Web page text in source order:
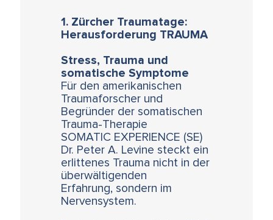
1. Zürcher Traumatage:
Herausforderung TRAUMA
Stress, Trauma und
somatische Symptome
Für den amerikanischen
Traumaforscher und
Begründer der somatischen
Trauma-Therapie
SOMATIC EXPERIENCE (SE)
Dr. Peter A. Levine steckt ein
erlittenes Trauma nicht in der
überwältigenden
Erfahrung, sondern im
Nervensystem.